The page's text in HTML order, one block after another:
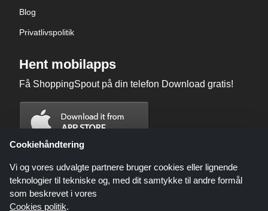
Blog
Privatlivspolitik
Hent mobilapps
Få ShoppingSpout på din telefon Download gratis!
Cookiehåndtering
Vi og vores udvalgte partnere bruger cookies eller lignende
teknologier til tekniske og, med dit samtykke til andre formål
som beskrevet i vores
Cookies politik.